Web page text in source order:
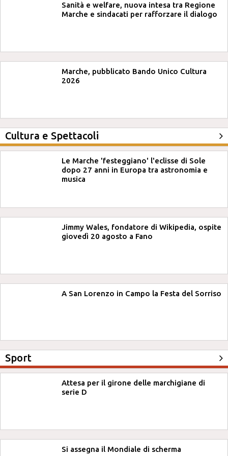
Sanità e welfare, nuova intesa tra Regione
Marche e sindacati per rafforzare il dialogo
Marche, pubblicato Bando Unico Cultura
2026
Cultura e Spettacoli
Le Marche 'festeggiano' l'eclisse di Sole
dopo 27 anni in Europa tra astronomia e
musica
Jimmy Wales, fondatore di Wikipedia, ospite
giovedì 20 agosto a Fano
A San Lorenzo in Campo la Festa del Sorriso
Sport
Attesa per il girone delle marchigiane di
serie D
Si assegna il Mondiale di scherma